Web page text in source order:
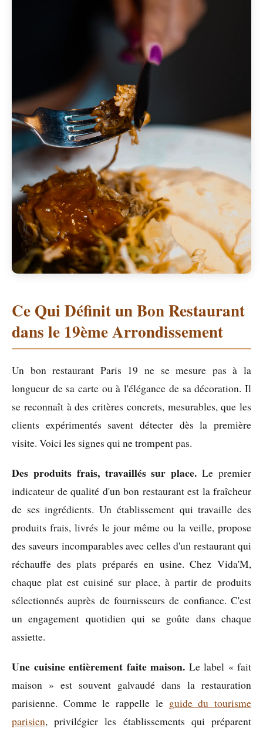
Ce Qui Définit un Bon Restaurant
dans le 19ème Arrondissement
Un bon restaurant Paris 19 ne se mesure pas à la
longueur de sa carte ou à l'élégance de sa décoration. Il
se reconnaît à des critères concrets, mesurables, que les
clients expérimentés savent détecter dès la première
visite. Voici les signes qui ne trompent pas.
Des produits frais, travaillés sur place. Le premier
indicateur de qualité d'un bon restaurant est la fraîcheur
de ses ingrédients. Un établissement qui travaille des
produits frais, livrés le jour même ou la veille, propose
des saveurs incomparables avec celles d'un restaurant qui
réchauffe des plats préparés en usine. Chez Vida'M,
chaque plat est cuisiné sur place, à partir de produits
sélectionnés auprès de fournisseurs de confiance. C'est
un engagement quotidien qui se goûte dans chaque
assiette.
Une cuisine entièrement faite maison. Le label « fait
maison » est souvent galvaudé dans la restauration
parisienne. Comme le rappelle le guide du tourisme
parisien, privilégier les établissements qui préparent